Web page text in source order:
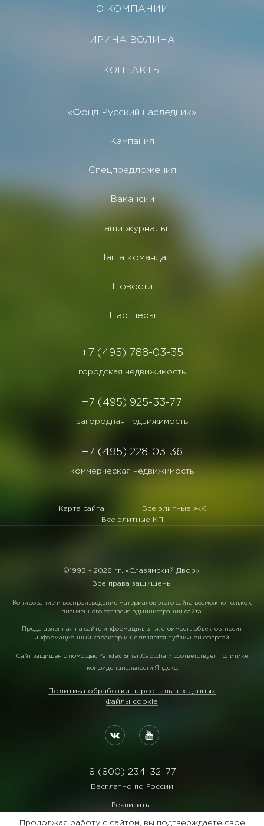
О КОМПАНИИ
ИРИНА ВОЛИНА
КОНТАКТЫ
«Фонд Русский наследник»
Кампания
Спецпредложения
Вакансии
Наши журналы
Наша команда
Новости
Партнеры
+7 (495) 788-03-35
городская недвижимость
+7 (495) 925-33-77
загородная недвижимость
+7 (495) 228-03-36
коммерческая недвижимость
Карта сайта
Все элитные ЖК
Все элитные КП
©1995 - 2026 гг. «Славянский Двор».
Все права защищены
Копирование и воспроизведение материалов этого сайта возможно только с
письменного согласия администрации сайта.
Представленная на сайте информация, в т.ч. стоимость объектов, носит
информационный характер и не является публичной офертой.
Сайт защищен с помощью Yandex SmartCaptcha и соответствует Политике
конфиденциальности Яндекс.
Политика обработки персональных данных
Файлы cookie
8 (800) 234-32-77
Бесплатно по России
Реквизиты:
Продолжая работу с сайтом, вы подтверждаете свое